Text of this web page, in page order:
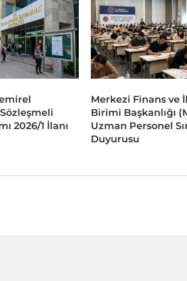
2026/1 İlanı
Merkezi Finans ve
Birimi Başkanlığı
Uzman Personel
Duyurusu